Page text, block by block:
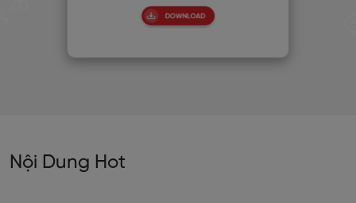
Nội Dung Hot